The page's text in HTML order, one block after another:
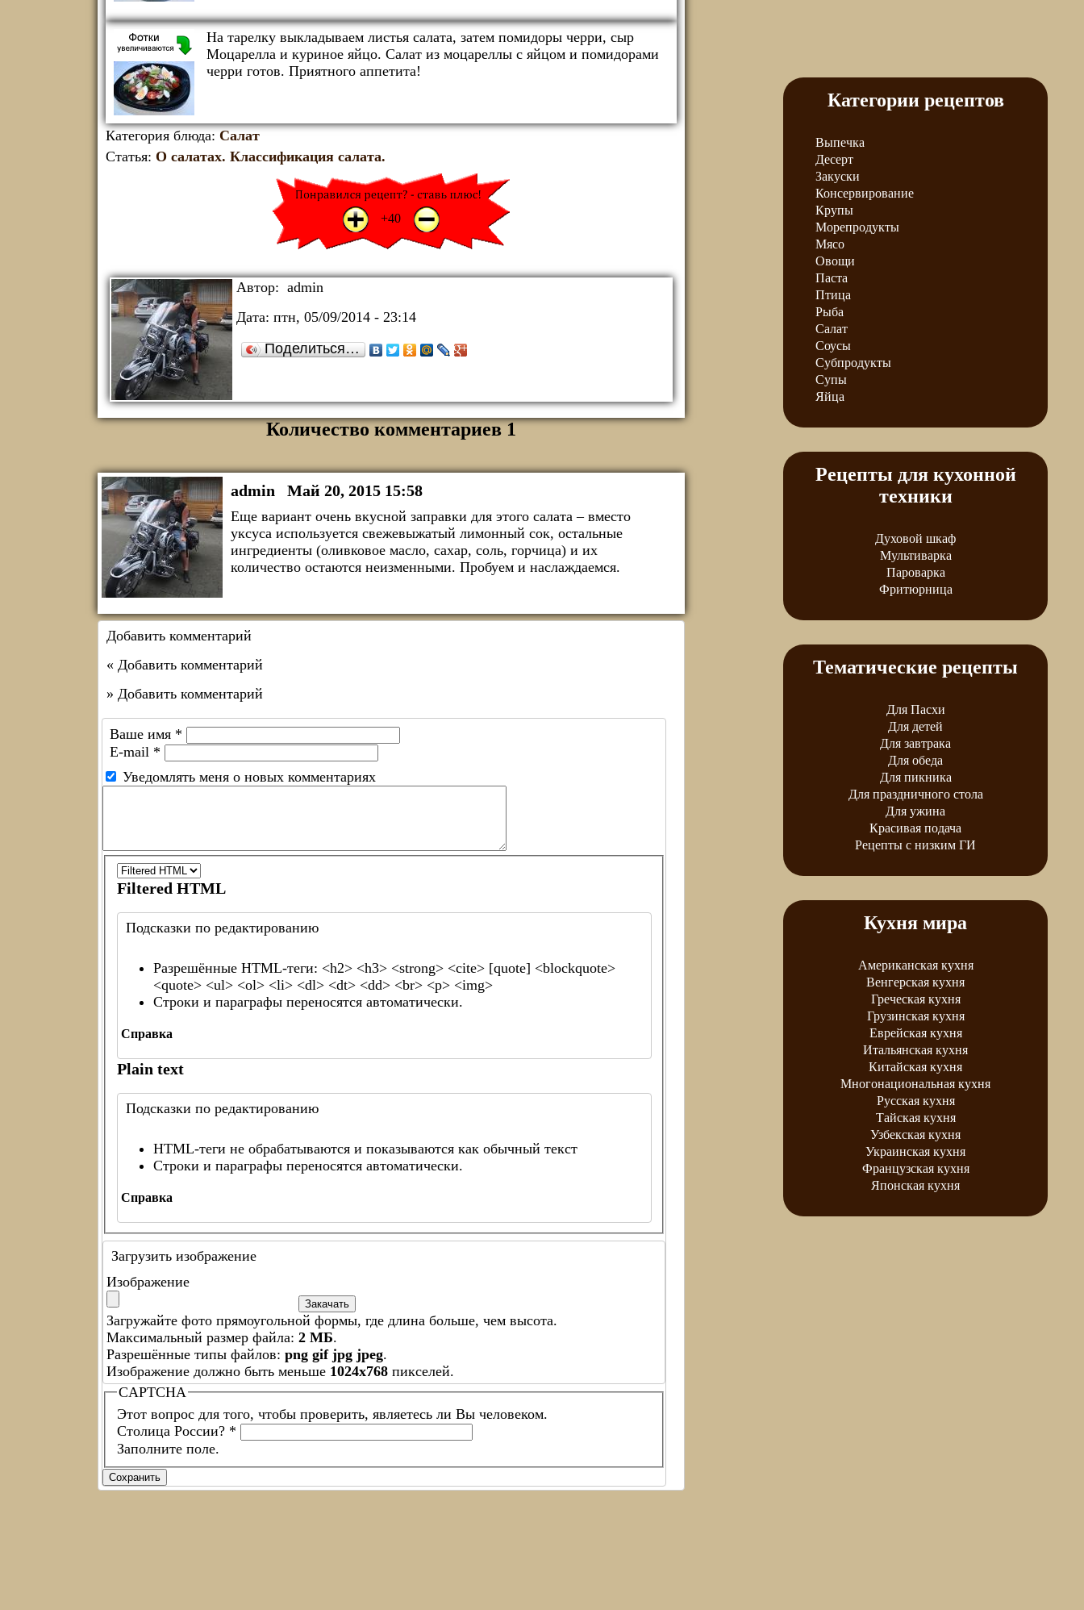
На тарелку выкладываем листья салата, затем помидоры черри, сыр
Моцарелла и куриное яйцо. Салат из моцареллы с яйцом и помидорами
черри готов. Приятного аппетита!
Категория блюда: Салат
Статья: О салатах. Классификация салата.
+1
+40 -1
Автор: admin
Дата: птн, 05/09/2014 - 23:14
Поделиться…
Количество комментариев 1
admin Май 20, 2015 15:58
Еще вариант очень вкусной заправки для этого салата – вместо
уксуса используется свежевыжатый лимонный сок, остальные
ингредиенты (оливковое масло, сахар, соль, горчица) и их
количество остаются неизменными. Пробуем и наслаждаемся.
Добавить комментарий
« Добавить комментарий
» Добавить комментарий
Ваше имя *
E-mail *
Уведомлять меня о новых комментариях
Filtered HTML
Подсказки по редактированию
Разрешённые HTML-теги: <h2> <h3> <strong> <cite> [quote] <blockquote>
<quote> <ul> <ol> <li> <dl> <dt> <dd> <br> <p> <img>
Строки и параграфы переносятся автоматически.
Справка
Plain text
Подсказки по редактированию
HTML-теги не обрабатываются и показываются как обычный текст
Строки и параграфы переносятся автоматически.
Справка
Загрузить изображение
Изображение
Загружайте фото прямоугольной формы, где длина больше, чем высота.
Максимальный размер файла: 2 МБ.
Разрешённые типы файлов: png gif jpg jpeg.
Изображение должно быть меньше 1024x768 пикселей.
CAPTCHA
Этот вопрос для того, чтобы проверить, являетесь ли Вы человеком.
Столица России? *
Заполните поле.
Категории рецептов
Выпечка
Десерт
Закуски
Консервирование
Крупы
Морепродукты
Мясо
Овощи
Паста
Птица
Рыба
Салат
Соусы
Субпродукты
Супы
Яйца
Рецепты для кухонной
техники
Духовой шкаф
Мультиварка
Пароварка
Фритюрница
Тематические рецепты
Для Пасхи
Для детей
Для завтрака
Для обеда
Для пикника
Для праздничного стола
Для ужина
Красивая подача
Рецепты с низким ГИ
Кухня мира
Американская кухня
Венгерская кухня
Греческая кухня
Грузинская кухня
Еврейская кухня
Итальянская кухня
Китайская кухня
Многонациональная кухня
Русская кухня
Тайская кухня
Узбекская кухня
Украинская кухня
Французская кухня
Японская кухня